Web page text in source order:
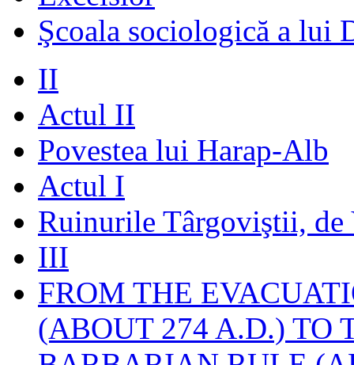
Şcoala sociologică a lui
II
Actul II
Povestea lui Harap-Alb
Actul I
Ruinurile Târgoviştii, de
III
FROM THE
(ABOUT 274 A.D.) TO